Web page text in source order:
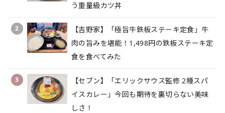
う重量級カツ丼
2
【吉野家】「極旨牛鉄板ステーキ定食」牛
肉の旨みを堪能！1,498円の鉄板ステーキ定
食を食べてみた
3
【セブン】「エリックサウス監修 2種スパ
イスカレー」今回も期待を裏切らない美味
しさ！